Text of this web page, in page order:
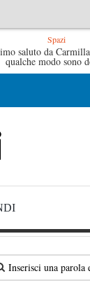
– Virginia Evans
Spazi
saluto da
qualche modo sono